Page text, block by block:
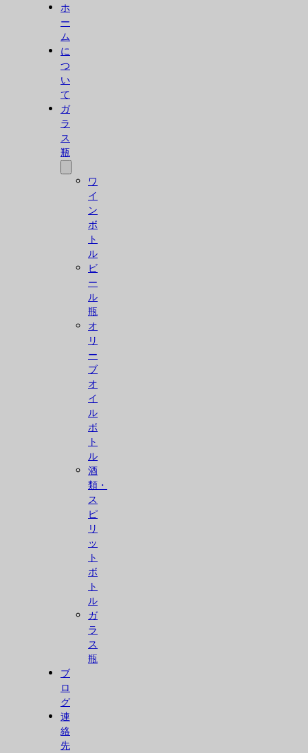
ホ
ー
ム
に
つ
い
て
ガ
ラ
ス
瓶
ワ
イ
ン
ボ
ト
ル
ビ
ー
ル
瓶
オ
リ
ー
ブ
オ
イ
ル
ボ
ト
ル
酒
類・
ス
ピ
リ
ッ
ト
ボ
ト
ル
ガ
ラ
ス
瓶
ブ
ロ
グ
連
絡
先